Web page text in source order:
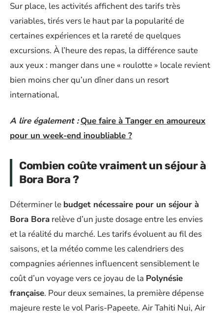
Sur place, les activités affichent des tarifs très
variables, tirés vers le haut par la popularité de
certaines expériences et la rareté de quelques
excursions. À l’heure des repas, la différence saute
aux yeux : manger dans une « roulotte » locale revient
bien moins cher qu’un dîner dans un resort
international.
A lire également : Que faire à Tanger en amoureux
pour un week-end inoubliable ?
Combien coûte vraiment un séjour à
Bora Bora ?
Déterminer le budget nécessaire pour un séjour à
Bora Bora relève d’un juste dosage entre les envies
et la réalité du marché. Les tarifs évoluent au fil des
saisons, et la météo comme les calendriers des
compagnies aériennes influencent sensiblement le
coût d’un voyage vers ce joyau de la Polynésie
française. Pour deux semaines, la première dépense
majeure reste le vol Paris-Papeete. Air Tahiti Nui, Air